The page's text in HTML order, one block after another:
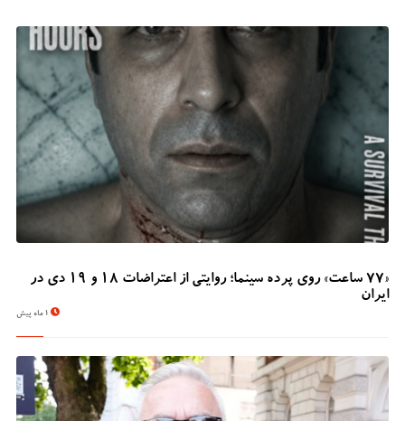
«۷۷ ساعت» روی پرده سینما؛ روایتی از اعتراضات ۱۸ و ۱۹ دی در
ایران